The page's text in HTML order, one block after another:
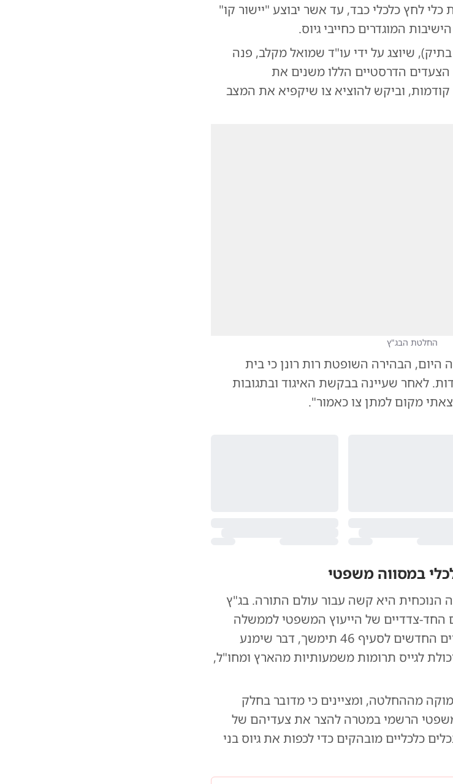
כלי לחץ כלכלי כבד, עד אשר יבוצע "יישור קו"
המוגדרים כחייבי גיוס.
איגוד מנהלי הישיבות (המשיב 5 בתיק), שיוצג על ידי עו"ד שמואל מקלב, פנה
הדרסטיים הללו משנים את
קודמות, וביקש להוציא צו שיקפיא את המצב
החלטת הבג"ץ
הבהירה השופטת רות רונן כי בית
לאחר שעיינה בבקשת האיגוד ובתגובות
מקום למתן צו כאמור".
במסווה משפטי
היא קשה עבור עולם התורה. בג"ץ
החד-צדדיים של הייעוץ המשפטי לממשלה
ורשות המיסים. הקפאת האישורים החדשים לסעיף 46 תימשך, דבר שימנע
לגייס תרומות משמעותיות מהארץ ומחו"ל,
מההחלטה, ומציינים כי מדובר בחלק
הרשמי במטרה להצר את צעדיהם של
כלכליים מובהקים כדי לכפות את גיוס בני